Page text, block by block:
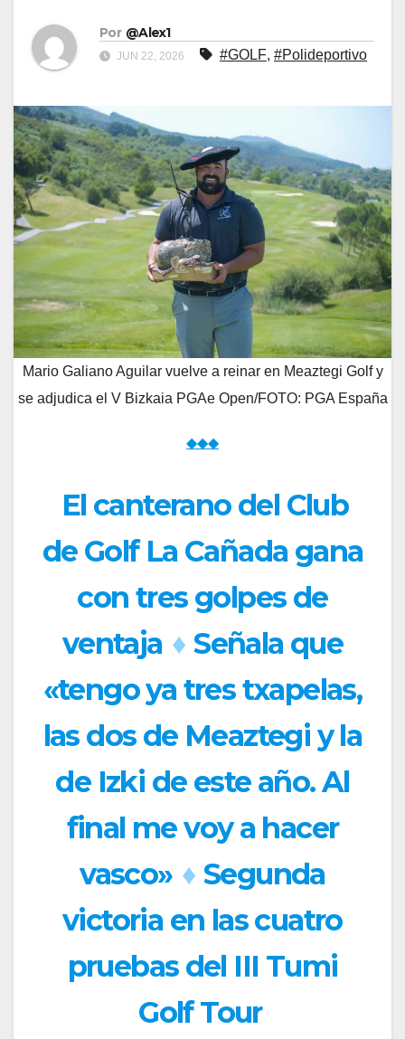
Por @Alex1
JUN 22, 2026 #GOLF, #Polideportivo
Mario Galiano Aguilar vuelve a reinar en Meaztegi Golf y
se adjudica el V Bizkaia PGAe Open/FOTO: PGA España
◆◆◆
El canterano del Club
de Golf La Cañada gana
con tres golpes de
ventaja ♦ Señala que
«tengo ya tres txapelas,
las dos de Meaztegi y la
de Izki de este año. Al
final me voy a hacer
vasco» ♦ Segunda
victoria en las cuatro
pruebas del III Tumi
Golf Tour